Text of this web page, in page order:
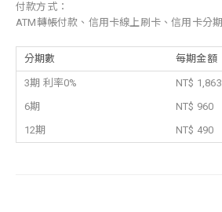
付款方式：
ATM轉帳付款、信用卡線上刷卡、信用卡分期
分期數 每期金額
3期 利率0%
NT$ 1,863
6期
NT$ 960
12期
NT$ 490